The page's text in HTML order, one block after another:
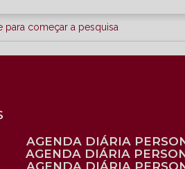
AGENDA DIÁRIA
AGENDA DIÁRIA
AGENDA DIÁRIA